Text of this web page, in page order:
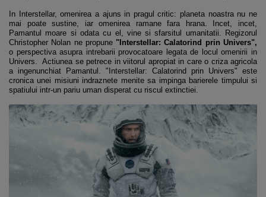
In Interstellar, omenirea a ajuns in pragul critic: planeta noastra nu ne
mai poate sustine, iar omenirea ramane fara hrana. Incet, incet,
Pamantul moare si odata cu el, vine si sfarsitul umanitatii. Regizorul
Christopher Nolan ne propune "Interstellar: Calatorind prin Univers",
o perspectiva asupra intrebarii provocatoare legata de locul omenirii in
Univers. Actiunea se petrece in viitorul apropiat in care o criza agricola
a ingenunchiat Pamantul. "Interstellar: Calatorind prin Univers" este
cronica unei misiuni indraznete menite sa impinga barierele timpului si
spatiului intr-un pariu uman disperat cu riscul extinctiei.